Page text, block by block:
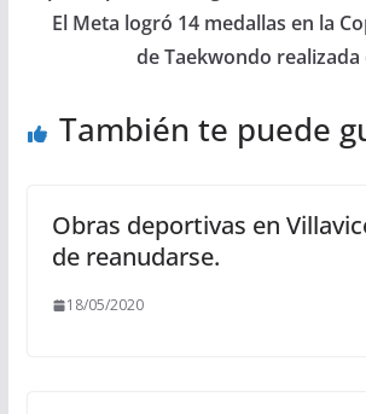
El Meta logró 14 medallas en la
de Taekwondo realizada
También te puede
Obras deportivas en
de reanudarse.
18/05/2020